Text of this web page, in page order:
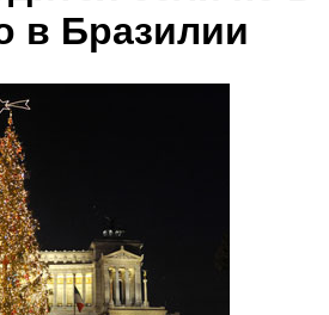
в Бразилии